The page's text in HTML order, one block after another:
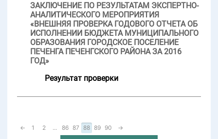
ЗАКЛЮЧЕНИЕ ПО РЕЗУЛЬТАТАМ ЭКСПЕРТНО-
АНАЛИТИЧЕСКОГО МЕРОПРИЯТИЯ
«ВНЕШНЯЯ ПРОВЕРКА ГОДОВОГО ОТЧЕТА ОБ
ИСПОЛНЕНИИ БЮДЖЕТА МУНИЦИПАЛЬНОГО
ОБРАЗОВАНИЯ ГОРОДСКОЕ ПОСЕЛЕНИЕ
ПЕЧЕНГА ПЕЧЕНГСКОГО РАЙОНА ЗА 2016
ГОД»
Результат проверки
← 1 2 ... 86 87 88 89 90 →